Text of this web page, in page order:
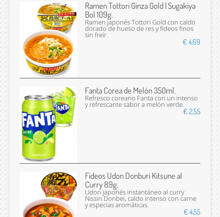
Ramen Tottori Ginza Gold | Sugakiya
Bol 109g.
Ramen japonés Tottori Gold con caldo
dorado de hueso de res y fideos finos
sin freír.
€ 4,69
Fanta Corea de Melón 350ml.
Refresco coreano Fanta con un intenso
y refrescante sabor a melón verde.
€ 2,55
Fideos Udon Donburi Kitsune al
Curry 89g.
Udon japonés instantáneo al curry
Nissin Donbei, caldo intenso con carne
y especias aromáticas.
€ 4,55